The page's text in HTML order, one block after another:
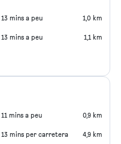
13 mins a peu 1,0 km
13 mins a peu 1,1 km
11 mins a peu 0,9 km
13 mins per carretera 4,9 km